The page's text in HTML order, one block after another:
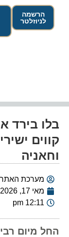
הרשמה
לניוזלטר
בלו בירד
קווים
וחאניה
מערכת האתר
מאי 17, 2026
12:11 pm
החל מיום